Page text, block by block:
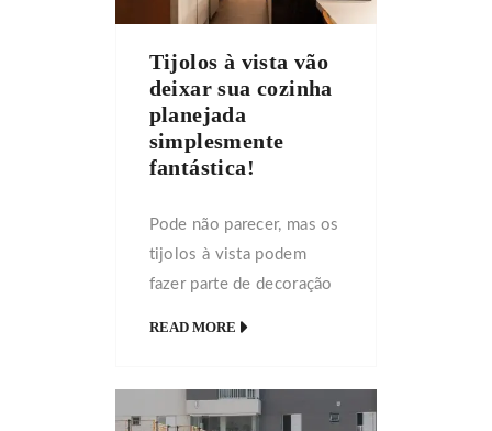
Tijolos à vista vão
deixar sua cozinha
planejada
simplesmente
fantástica!
Pode não parecer, mas os
tijolos à vista podem
fazer parte de decoração
Cozinhas modernas não
READ MORE